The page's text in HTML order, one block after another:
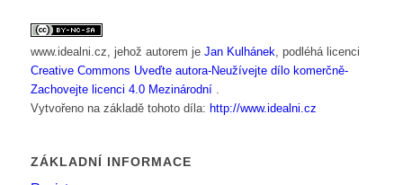
www.idealni.cz , jehož autorem je Jan Kulhánek , podléhá licenci
Creative Commons Uveďte autora-Neužívejte dílo komerčně-
Zachovejte licenci 4.0 Mezinárodní
Vytvořeno na základě tohoto díla: http://www.idealni.cz
ZÁKLADNÍ INFORMACE